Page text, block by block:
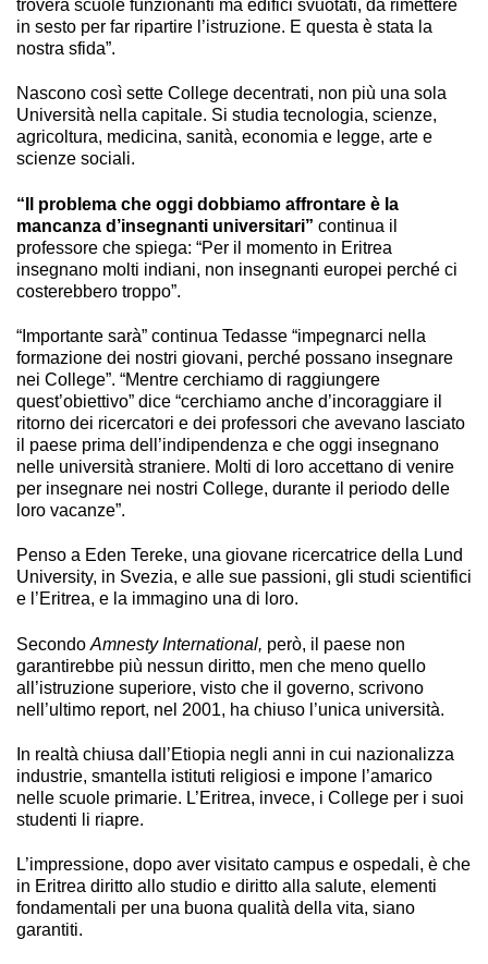
troverà scuole funzionanti ma edifici svuotati, da rimettere
in sesto per far ripartire l’istruzione. E questa è stata la
nostra sfida”.
Nascono così sette College decentrati, non più una sola
Università nella capitale. Si studia tecnologia, scienze,
agricoltura, medicina, sanità, economia e legge, arte e
scienze sociali.
“Il problema che oggi dobbiamo affrontare è la
mancanza d’insegnanti universitari” continua il
professore che spiega: “Per il momento in Eritrea
insegnano molti indiani, non insegnanti europei perché ci
costerebbero troppo”.
“Importante sarà” continua Tedasse “impegnarci nella
formazione dei nostri giovani, perché possano insegnare
nei College”. “Mentre cerchiamo di raggiungere
quest’obiettivo” dice “cerchiamo anche d’incoraggiare il
ritorno dei ricercatori e dei professori che avevano lasciato
il paese prima dell’indipendenza e che oggi insegnano
nelle università straniere. Molti di loro accettano di venire
per insegnare nei nostri College, durante il periodo delle
loro vacanze”.
Penso a Eden Tereke, una giovane ricercatrice della Lund
University, in Svezia, e alle sue passioni, gli studi scientifici
e l’Eritrea, e la immagino una di loro.
Secondo Amnesty International, però, il paese non
garantirebbe più nessun diritto, men che meno quello
all’istruzione superiore, visto che il governo, scrivono
nell’ultimo report, nel 2001, ha chiuso l’unica università.
In realtà chiusa dall’Etiopia negli anni in cui nazionalizza
industrie, smantella istituti religiosi e impone l’amarico
nelle scuole primarie. L’Eritrea, invece, i College per i suoi
studenti li riapre.
L’impressione, dopo aver visitato campus e ospedali, è che
in Eritrea diritto allo studio e diritto alla salute, elementi
fondamentali per una buona qualità della vita, siano
garantiti.